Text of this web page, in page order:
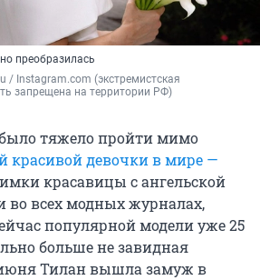
преобразилась
/ Instagram.com (экстремистская
запрещена на территории РФ)
тяжело пройти мимо
красивой девочки в мире —
красавицы с ангельской
всех модных журналах,
популярной модели уже 25
больше не завидная
Тилан вышла замуж в